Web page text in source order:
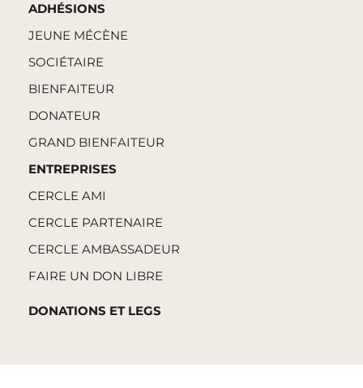
ADHÉSIONS
JEUNE MÉCÈNE
SOCIÉTAIRE
BIENFAITEUR
DONATEUR
GRAND BIENFAITEUR
ENTREPRISES
CERCLE AMI
CERCLE PARTENAIRE
CERCLE AMBASSADEUR
FAIRE UN DON LIBRE
DONATIONS ET LEGS